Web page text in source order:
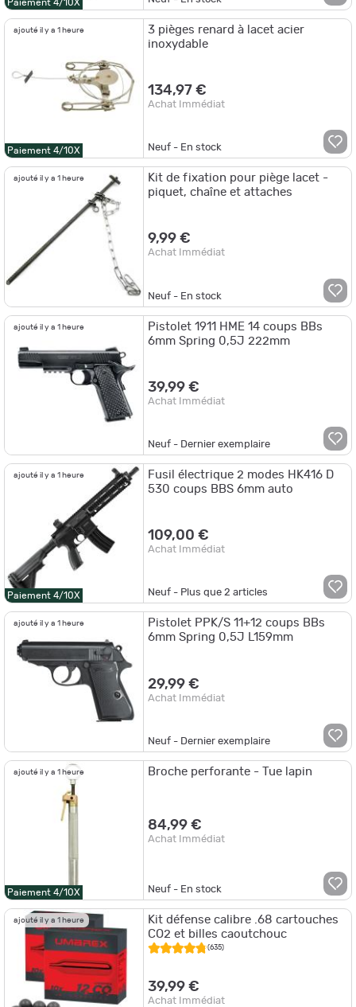
Paiement 4/10X
ajouté il y a 1 heure
Paiement 4/10X
3 pièges renard à lacet acier
inoxydable
134,97 €
Achat Immédiat
Neuf - En stock
ajouté il y a 1 heure
Kit de fixation pour piège lacet -
piquet, chaîne et attaches
9,99 €
Achat Immédiat
Neuf - En stock
ajouté il y a 1 heure
Pistolet 1911 HME 14 coups BBs
6mm Spring 0,5J 222mm
39,99 €
Achat Immédiat
Neuf - Dernier exemplaire
ajouté il y a 1 heure
Paiement 4/10X
Fusil électrique 2 modes HK416 D
530 coups BBS 6mm auto
109,00 €
Achat Immédiat
Neuf - Plus que2 articles
ajouté il y a 1 heure
Pistolet PPK/S 11+12 coups BBs
6mm Spring 0,5J L159mm
29,99 €
Achat Immédiat
Neuf - Dernier exemplaire
ajouté il y a 1 heure
Paiement 4/10X
Broche perforante - Tue lapin
84,99 €
Achat Immédiat
Neuf - En stock
ajouté il y a 1 heure
Kit défense calibre .68 cartouches
CO2 et billes caoutchouc
(635)
39,99 €
Achat Immédiat